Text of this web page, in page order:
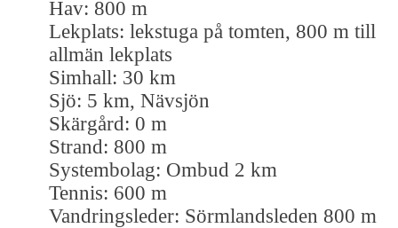
Hav: 800 m
Lekplats: lekstuga på tomten, 800 m till
allmän lekplats
Simhall: 30 km
Sjö: 5 km, Nävsjön
Skärgård: 0 m
Strand: 800 m
Systembolag: Ombud 2 km
Tennis: 600 m
Vandringsleder: Sörmlandsleden 800 m